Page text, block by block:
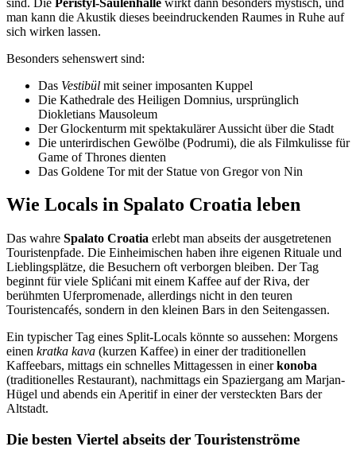
man kann die Akustik dieses beeindruckenden Raumes in Ruhe auf
sich wirken lassen.
Besonders sehenswert sind:
Das Vestibül mit seiner imposanten Kuppel
Die Kathedrale des Heiligen Domnius, ursprünglich
Diokletians Mausoleum
Der Glockenturm mit spektakulärer Aussicht über die Stadt
Die unterirdischen Gewölbe (Podrumi), die als Filmkulisse für
Game of Thrones dienten
Das Goldene Tor mit der Statue von Gregor von Nin
Wie Locals in Spalato Croatia leben
Das wahre Spalato Croatia erlebt man abseits der ausgetretenen
Touristenpfade. Die Einheimischen haben ihre eigenen Rituale und
Lieblingsplätze, die Besuchern oft verborgen bleiben. Der Tag
beginnt für viele Splićani mit einem Kaffee auf der Riva, der
berühmten Uferpromenade, allerdings nicht in den teuren
Touristencafés, sondern in den kleinen Bars in den Seitengassen.
Ein typischer Tag eines Split-Locals könnte so aussehen: Morgens
einen kratka kava (kurzen Kaffee) in einer der traditionellen
Kaffeebars, mittags ein schnelles Mittagessen in einerkonoba
(traditionelles Restaurant), nachmittags ein Spaziergang am Marjan-
Hügel und abends ein Aperitif in einer der versteckten Bars der
Altstadt.
Die besten Viertel abseits der Touristenströme